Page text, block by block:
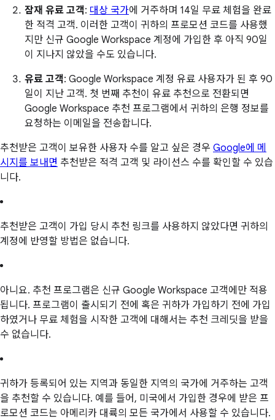
잠재 유료 고객: 대상 국가에 거주하며 14일 무료 체험을 완료
한 적격 고객. 이러한 고객이 귀하의 프로모션 코드를 사용했
지만 신규 Google Workspace 계정에 가입한 후 아직 90일
이 지나지 않았을 수도 있습니다.
유료 고객: Google Workspace 계정 유료 사용자가 된 후 90
일이 지난 고객. 첫 번째 추천이 유료 추천으로 전환되면
Google Workspace 추천 프로그램에서 귀하의 은행 정보를
요청하는 이메일을 전송합니다.
추천받은 고객이 보유한 사용자 수를 알고 싶은 경우 Google에 메
시지를 보내면 추천받은 적격 고객 및 라이선스 수를 확인할 수 있습
니다.
추천받은 고객이 가입 당시 추천 링크를 사용하지 않았다면 귀하의
계정에 반영할 방법은 없습니다.
아니요. 추천 프로그램은 신규 Google Workspace 고객에만 적용
됩니다. 프로그램이 출시되기 전에 혹은 귀하가 가입하기 전에 가입
하였거나 무료 체험을 시작한 고객에 대해서는 추천 크레딧을 받을
수 없습니다.
귀하가 등록되어 있는 지역과 동일한 지역의 국가에 거주하는 고객
을 추천할 수 있습니다. 예를 들어, 미국에서 가입한 경우에 받은 프
로모션 코드는 아메리카 대륙의 모든 국가에서 사용할 수 있습니다.